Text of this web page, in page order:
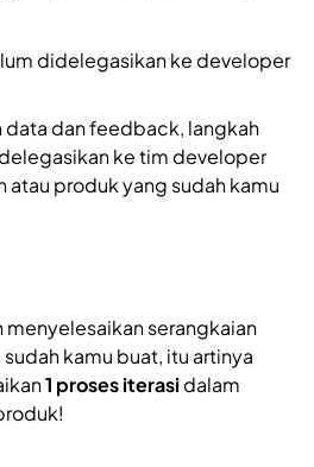
didelegasikan ke developer
dan feedback, langkah
ke tim developer
atau produk yang sudah kamu
menyelesaikan serangkaian
kamu buat, itu artinya
1 proses iterasi dalam